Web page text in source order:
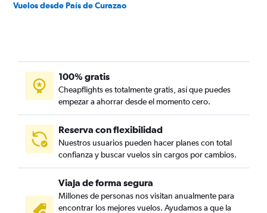
Vuelos desde País de Curazao
100% gratis
Cheapflights es totalmente gratis, así que puedes
empezar a ahorrar desde el momento cero.
Reserva con flexibilidad
Nuestros usuarios pueden hacer planes con total
confianza y buscar vuelos sin cargos por cambios.
Viaja de forma segura
Millones de personas nos visitan anualmente para
encontrar los mejores vuelos. Ayudamos a que la